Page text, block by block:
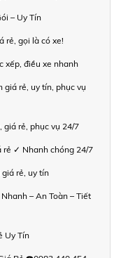
– Uy Tín
rẻ, gọi là có xe!
xếp, điều xe nhanh
giá rẻ, uy tín, phục vụ
giá rẻ, phục vụ 24/7
rẻ ✓ Nhanh chóng 24/7
rẻ, uy tín
– An Toàn – Tiết
Uy Tín